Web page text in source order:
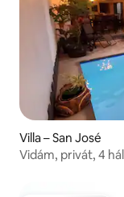
Villa – San José
Vidám, privát, 4